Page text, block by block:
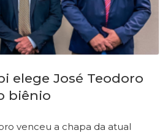
elege José Teodoro
biênio
venceu a chapa da atual